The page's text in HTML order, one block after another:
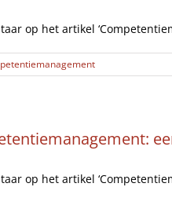
op het artikel
op het artikel